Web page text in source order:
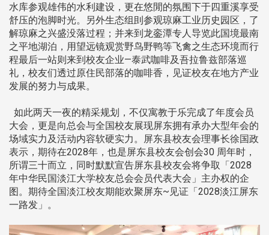
水库参观雄伟的水利建设，更在悠閒的氛围下于四重溪享受
舒压的泡脚时光。另外生态组刞参观琼麻工业历史园区，了
解琼麻之兴盛没落过程；并来到龙銮潭专人导览此国境最南
之平地湖泊，用望远镜观赏野鸟野鸭等飞禽之生态环境而行
程最后一站则来到校友企业—泰武咖啡及吾拉鲁兹部落巡
礼，校友们透过原住民部落的咖啡香，见证校友在地方产业
发展的努力与成果。
如此两天一夜的精采规划，不仅寓教于乐完成了年度会员
大会，更是向总会与全国校友展现屏东拥有承办大型年会的
场域实力及活动内容软硬实力。屏东县校友会理事长徐国政
表示，期待在2028年，也是屏东县校友会创会30 周年时，
所谓三十而立，同时默默宣告屏东县校友会将争取「2028
年中华民国淡江大学校友总会会员代表大会」主办权的企
图。期待全国淡江校友期能欢聚屏东~见证「2028淡江屏东
一路发」。